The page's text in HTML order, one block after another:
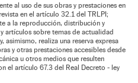
al uso de sus obras y prestaciones en
en el artículo 32.1 del TRLPI;
a la reproducción, distribución y
artículos sobre temas de actualidad
asimismo, realiza una reserva expresa
y otras prestaciones accesibles desde
u otros medios que resulten
el artículo 67.3 del Real Decreto - ley